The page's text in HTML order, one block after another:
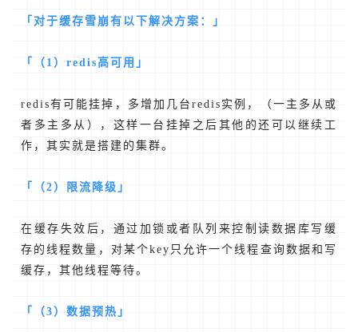
「对于缓存雪崩有以下解决方案：」
「（1）redis高可用」
redis有可能挂掉，多增加几台redis实例，（一主多从或
者多主多从），这样一台挂掉之后其他的还可以继续工
作，其实就是搭建的集群。
「（2）限流降级」
在缓存失效后，通过加锁或者队列来控制读数据库写缓
存的线程数量，对某个key只允许一个线程查询数据和写
缓存，其他线程等待。
「（3）数据预热」